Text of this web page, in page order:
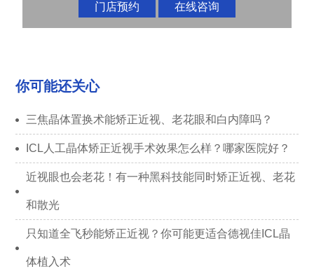
门店预约 在线咨询
你可能还关心
三焦晶体置换术能矫正近视、老花眼和白内障吗？
ICL人工晶体矫正近视手术效果怎么样？哪家医院好？
近视眼也会老花！有一种黑科技能同时矫正近视、老花
和散光
只知道全飞秒能矫正近视？你可能更适合德视佳ICL晶
体植入术